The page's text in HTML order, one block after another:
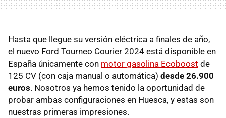
Hasta que llegue su versión eléctrica a finales de año,
el nuevo Ford Tourneo Courier 2024 está disponible en
España únicamente con motor gasolina Ecoboost de
125 CV (con caja manual o automática) desde 26.900
euros. Nosotros ya hemos tenido la oportunidad de
probar ambas configuraciones en Huesca, y estas son
nuestras primeras impresiones.